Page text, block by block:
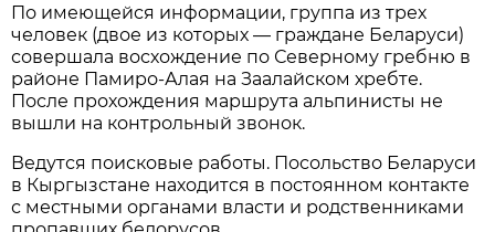
По имеющейся информации, группа из трех
человек (двое из которых — граждане Беларуси)
совершала восхождение по Северному гребню в
районе Памиро-Алая на Заалайском хребте.
После прохождения маршрута альпинисты не
вышли на контрольный звонок.
Ведутся поисковые работы. Посольство Беларуси
в Кыргызстане находится в постоянном контакте
с местными органами власти и родственниками